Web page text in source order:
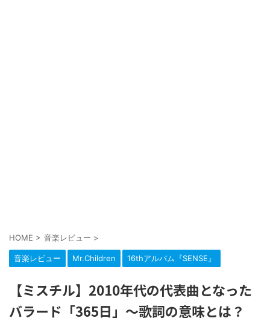
HOME > 音楽レビュー >
音楽レビュー Mr.Children 16thアルバム『SENSE』
【ミスチル】2010年代の代表曲となった
バラード「365日」～歌詞の意味とは？